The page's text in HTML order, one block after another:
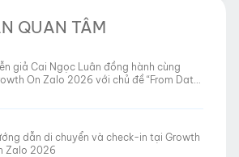
QUAN TÂM
giả Cai Ngọc Luân đồng hành cùng
On Zalo 2026 với chủ đề “From Data
dẫn di chuyển và check-in tại Growth
Zalo 2026